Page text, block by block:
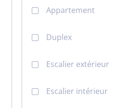
Appartement
Duplex
Escalier extérieur
Escalier intérieur